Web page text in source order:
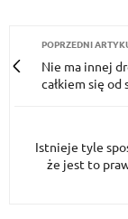
POPRZEDNI
Nie ma innej
całkiem się od
Istnieje tyle
że jest to